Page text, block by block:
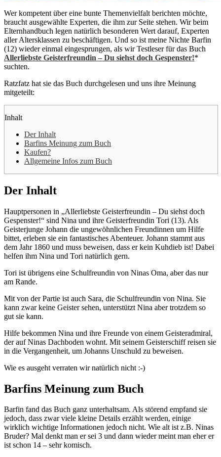
Wer kompetent über eine bunte Themenvielfalt berichten möchte,
braucht ausgewählte Experten, die ihm zur Seite stehen. Wir beim
Elternhandbuch legen natürlich besonderen Wert darauf, Experten
aller Altersklassen zu beschäftigen. Und so ist meine Nichte Barfin
(12) wieder einmal eingesprungen, als wir Testleser für das Buch
Allerliebste Geisterfreundin – Du siehst doch Gespenster!*
suchten.
Ratzfatz hat sie das Buch durchgelesen und uns ihre Meinung
mitgeteilt:
Inhalt
Der Inhalt
Barfins Meinung zum Buch
Kaufen?
Allgemeine Infos zum Buch
Der Inhalt
Hauptpersonen in „Allerliebste Geisterfreundin – Du siehst doch
Gespenster!“ sind Nina und ihre Geisterfreundin Tori (13). Als
Geisterjunge Johann die ungewöhnlichen Freundinnen um Hilfe
bittet, erleben sie ein fantastisches Abenteuer. Johann stammt aus
dem Jahr 1860 und muss beweisen, dass er kein Kuhdieb ist! Dabei
helfen ihm Nina und Tori natürlich gern.
Tori ist übrigens eine Schulfreundin von Ninas Oma, aber das nur
am Rande.
Mit von der Partie ist auch Sara, die Schulfreundin von Nina. Sie
kann zwar keine Geister sehen, unterstützt Nina aber trotzdem so
gut sie kann.
Hilfe bekommen Nina und ihre Freunde von einem Geisteradmiral,
der auf Ninas Dachboden wohnt. Mit seinem Geisterschiff reisen sie
in die Vergangenheit, um Johanns Unschuld zu beweisen.
Wie es ausgeht verraten wir natürlich nicht :-)
Barfins Meinung zum Buch
Barfin fand das Buch ganz unterhaltsam. Als störend empfand sie
jedoch, dass zwar viele kleine Details erzählt werden, einige
wirklich wichtige Informationen jedoch nicht. Wie alt ist z.B. Ninas
Bruder? Mal denkt man er sei 3 und dann wieder meint man eher er
ist schon 14 – sehr komisch.